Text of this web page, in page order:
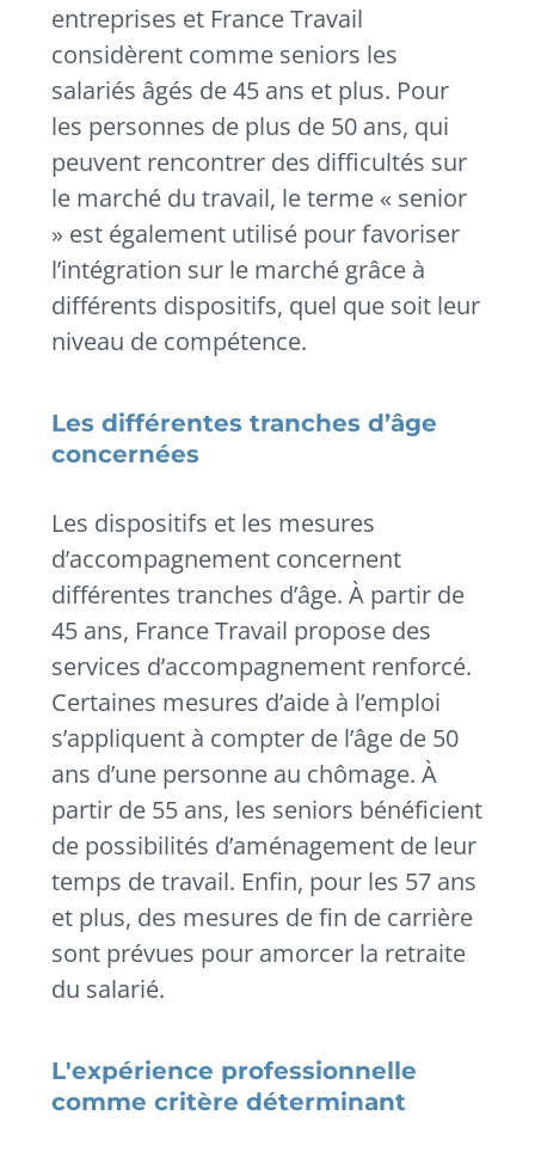
entreprises et France Travail
considèrent comme seniors les
salariés âgés de 45 ans et plus. Pour
les personnes de plus de 50 ans, qui
peuvent rencontrer des difficultés sur
le marché du travail, le terme « senior
» est également utilisé pour favoriser
l’intégration sur le marché grâce à
différents dispositifs, quel que soit leur
niveau de compétence.
Les différentes tranches d’âge
concernées
Les dispositifs et les mesures
d’accompagnement concernent
différentes tranches d’âge. À partir de
45 ans, France Travail propose des
services d’accompagnement renforcé.
Certaines mesures d’aide à l’emploi
s’appliquent à compter de l’âge de 50
ans d’une personne au chômage. À
partir de 55 ans, les seniors bénéficient
de possibilités d’aménagement de leur
temps de travail. Enfin, pour les 57 ans
et plus, des mesures de fin de carrière
sont prévues pour amorcer la retraite
du salarié.
L'expérience professionnelle
comme critère déterminant